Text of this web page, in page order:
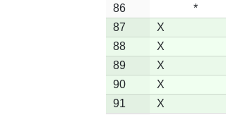
86
*
87
X
88
X
89
X
90
X
91
X